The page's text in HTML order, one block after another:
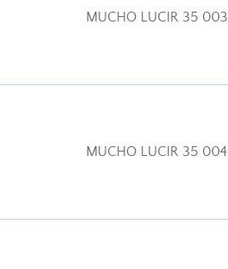
MUCHO LUCIR 35 003
MUCHO LUCIR 35 004